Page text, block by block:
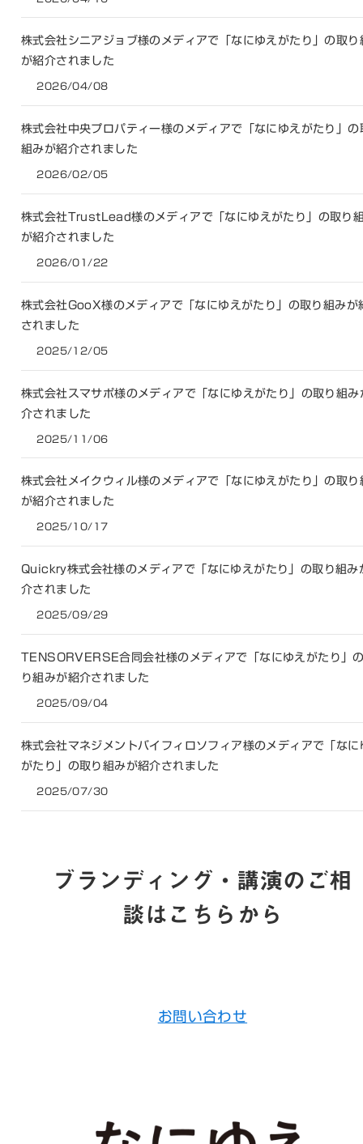
株式会社シニアジョブ様のメディアで「なにゆえがたり」の取り
が紹介されました
2026/04/08
株式会社中央プロパティー様のメディアで「なにゆえがたり」の
組みが紹介されました
2026/02/05
株式会社TrustLead様のメディアで「なにゆえがたり」の取り
が紹介されました
2026/01/22
株式会社GooX様のメディアで「なにゆえがたり」の取り組みが
されました
2025/12/05
株式会社スマサポ様のメディアで「なにゆえがたり」の取り組み
介されました
2025/11/06
株式会社メイクウィル様のメディアで「なにゆえがたり」の取り
が紹介されました
2025/10/17
Quickry株式会社様のメディアで「なにゆえがたり」の取り組み
介されました
2025/09/29
TENSORVERSE合同会社様のメディアで「なにゆえがたり」
り組みが紹介されました
2025/09/04
株式会社マネジメントバイフィロソフィア様のメディアで「なに
がたり」の取り組みが紹介されました
2025/07/30
ブランディング・講演のご相
談はこちらから
お問い合わせ